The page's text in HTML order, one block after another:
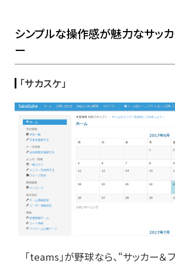
シンプルな操作感が魅力なサッ
ー
「サカスケ」
「teams」が野球なら、“サッカー＆